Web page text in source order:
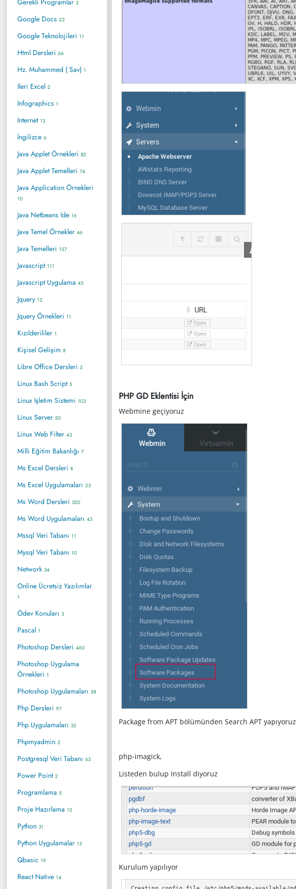
3
Google Docs 22
Google Teknolojileri 11
Html Dersleri 66
Hz. Muhammed ( Sav) 1
Ileri Excel 2
Infographics 1
Internet 13
İngilizce 6
Java Applet Örnekleri 82
Java Applet Temelleri 74
Java Application Örnekleri
10
Java Netbeans Ide 16
Java Temel Örnekler 46
Java Temelleri 157
Javascript 111
Javascript Uygulama 45
Jquery 12
Jquery Örnekleri 11
Kızılderililer 1
Kişisel Gelişim 8
Libre Office Dersleri 3
Linux Bash Script 5
Linux Işletim Sistemi 103
Linux Server 50
Linux Web Filter 43
Milli Eğitim Bakanlığı 7
Ms Excel Dersleri 8
Ms Excel Uygulamaları 23
Ms Word Dersleri 350
Ms Word Uygulamaları 43
Mssql Veri Tabanı 11
Mysql Veri Tabanı 10
Network 34
Online Ücretsiz Yazılımlar
1
Ödev Konuları 3
Pascal 1
Photoshop Dersleri 460
Photoshop Uygulama
Örnekleri 1
Photoshop Uygulamaları 58
Php Dersleri 97
Php Uygulamaları 33
Phpmyadmin 2
Postgresql Veri Tabanı 63
Power Point 2
Programlama 5
Proje Hazırlama 15
Python 31
Python Uygulamalar 13
Qbasic 19
React Native 14
PHP GD Eklentisi İçin
Webmine geçiyoruz
Package from APT bölümünden Search APT yapıyoruz
php-imagick,
Listeden bulup Install diyoruz
Kurulum yapılıyor